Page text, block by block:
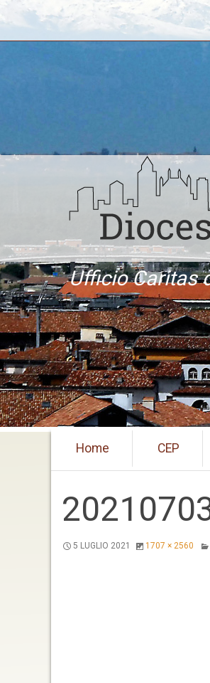
Ufficio Caritas
Skip
Home CEP
5 LUGLIO 2021 1707 × 2560